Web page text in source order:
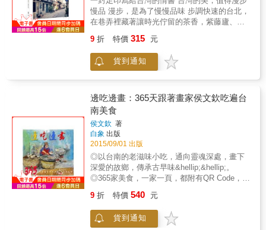
2017年獲國家產業創新獎。 ★ 再開幕後，至
2018年6月，國內外人士共有500萬人次造訪。
◎這本書告訴你： ★ 林百貨要怎麼逛，才能逛
進臺南的歷史？ ★ 老品牌背後的動人故事，林
不是百貨公司，是阮ㄟ青春歲月。」林百貨重
生後，每個再次到訪的阿公阿嬤，都有一段燦
爛如花的歲月可說。 ★ 發展文創不難，難的是
血淚史。 ★ 一個老百貨竟能讓臺南市民總動
員？一年兩次的開幕與再開幕活動，成為臺南
人的集體回憶。
http://www.pressstore.com.tw/freereading/
險，但是總在每座山水攀爬之後，對台灣的地
理環境就多一份認識，個人的身心經過歷練，
也成長很多；因為遇見絕美的風景，就會覺得
所有的辛苦都有了代價，而那份感動與滿足，
共同感受吧。 作者在父親的鼓勵之下，青春不
要留白，和許多宅在家裡的宅男比起來，用行
動走出對台灣的認識，用毅力和汗水塗寫青
當借鏡，走出戶外，追求身心的健康，揮灑青
春。
慢品 漫步，是為了慢慢品味 步調快速的台北，
在巷弄裡藏著讓時光佇留的茶香，紫藤廬、臻
鼻間。南北雜貨交融的迪化街，一邊賞玩花布
製成的燈籠，一邊挑選老師父親手織成，手感
溫潤的竹器具。溫泉處處，且林蔭間處隱藏著
美。最後在台北101俯瞰繁華。 漫步，是為尋
找滋味 無數精彩老店，隱身於府城台南巷弄之
中。清晨時分鑽入人潮眾多的水仙宮市場、米
糕、棺材板、海產麵，每間攤販都是勾人舌
蕾。飽滿之後，踏入老厝構築而成的神農街，
深厚的人文氣息瀰漫其中，在一間間文創店
中，尋找著不可言傳的喜樂。行至孔廟，在南
門街上，一道不到40公分的巷子口，藏著充滿
故事的窄門咖啡。 漫步，是為倘佯山水 穿過蘇
花公路，在太平洋飄來的清新之中，欣賞著原
藝術，讓一座消沉的村落再度重生。步入阿美
族的「男子會所」，體會不同文化價值之下，
9 折 特價 315 元
貨到通知
邊吃邊畫：365天跟著畫家侯文欽吃遍台
南美食
侯文欽 著
白象 出版
2015/09/01 出版
◎以台南的老滋味小吃，通向靈魂深處，畫下
深愛的故鄉，傳承古早味&hellip;&hellip;。
◎365家美食，一家一頁，都附有QR Code，欣
者願做畫中白居易，平易近人的風格，現場作
畫，畫出美味，畫出感情，畫出歷史。 & 我的
故鄉 台南 & 一個如此讓人羨慕嚮往的好所
9 折 特價 540 元
貨到通知